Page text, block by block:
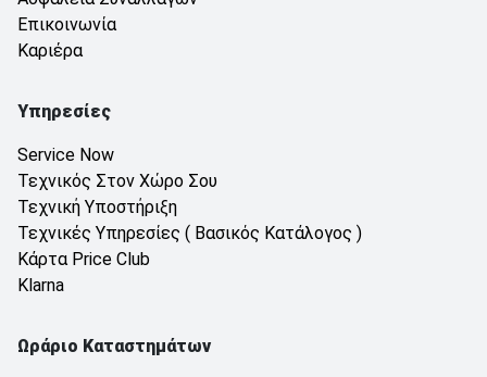
Επικοινωνία
Καριέρα
Υπηρεσίες
Service Now
Τεχνικός Στον Χώρο Σου
Τεχνική Υποστήριξη
Τεχνικές Υπηρεσίες ( Βασικός Κατάλογος )
Κάρτα Price Club
Klarna
Ωράριο Καταστημάτων